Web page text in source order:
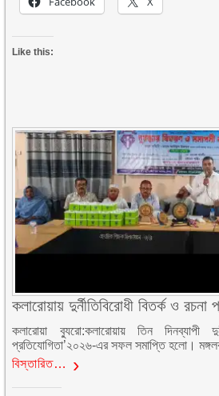
Like this:
কলারোয়ায় দুর্নীতিবিরোধী বিতর্ক ও রচনা
কলারোয়া ব্যুরো:কলারোয়ায় তিন দিনব্যাপী
প্রতিযোগিতা’২০২৬-এর সফল সমাপ্তি হলো।
বিস্তারিত…